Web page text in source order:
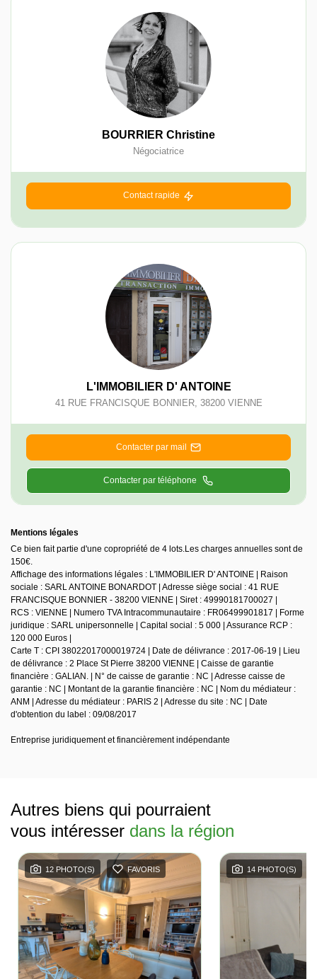
BOURRIER Christine
Négociatrice
Contact rapide
L'IMMOBILIER D' ANTOINE
41 RUE FRANCISQUE BONNIER, 38200 VIENNE
Contacter par mail
Contacter par téléphone
Mentions légales
Ce bien fait partie d'une copropriété de 4 lots.Les charges annuelles sont de
150€.
Affichage des informations légales : L'IMMOBILIER D' ANTOINE | Raison
sociale : SARL ANTOINE BONARDOT | Adresse siège social : 41 RUE
FRANCISQUE BONNIER - 38200 VIENNE | Siret : 49990181700027 |
RCS : VIENNE | Numero TVA Intracommunautaire : FR06499901817 | Forme
juridique : SARL unipersonnelle | Capital social : 5 000 | Assurance RCP :
120 000 Euros |
Carte T : CPI 38022017000019724 | Date de délivrance : 2017-06-19 | Lieu
de délivrance : 2 Place St Pierre 38200 VIENNE | Caisse de garantie
financière : GALIAN. | N° de caisse de garantie : NC | Adresse caisse de
garantie : NC | Montant de la garantie financière : NC | Nom du médiateur :
ANM | Adresse du médiateur : PARIS 2 | Adresse du site : NC | Date
d'obtention du label : 09/08/2017
Entreprise juridiquement et financièrement indépendante
Autres biens qui pourraient
vous intéresser dans la région
12 PHOTO(S) FAVORIS 14 PHOTO(S)